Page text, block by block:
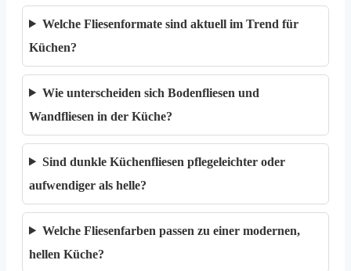
Welche Fliesenformate sind aktuell im Trend für
Küchen?
Wie unterscheiden sich Bodenfliesen und
Wandfliesen in der Küche?
Sind dunkle Küchenfliesen pflegeleichter oder
aufwendiger als helle?
Welche Fliesenfarben passen zu einer modernen,
hellen Küche?